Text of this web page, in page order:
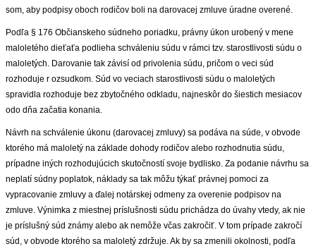
som, aby podpisy oboch rodičov boli na darovacej zmluve úradne overené.
Podľa § 176 Občianskeho súdneho poriadku, právny úkon urobený v mene
maloletého dieťaťa podlieha schváleniu súdu v rámci tzv. starostlivosti súdu o
maloletých. Darovanie tak závisí od privolenia súdu, pričom o veci súd
rozhoduje r ozsudkom. Súd vo veciach starostlivosti súdu o maloletých
spravidla rozhoduje bez zbytočného odkladu, najneskôr do šiestich mesiacov
odo dňa začatia konania.
Návrh na schválenie úkonu (darovacej zmluvy) sa podáva na súde, v obvode
ktorého má maloletý na základe dohody rodičov alebo rozhodnutia súdu,
prípadne iných rozhodujúcich skutočností svoje bydlisko. Za podanie návrhu sa
neplatí súdny poplatok, náklady sa tak môžu týkať právnej pomoci za
vypracovanie zmluvy a ďalej notárskej odmeny za overenie podpisov na
zmluve. Výnimka z miestnej príslušnosti súdu prichádza do úvahy vtedy, ak nie
je príslušný súd známy alebo ak nemôže včas zakročiť. V tom prípade zakročí
súd, v obvode ktorého sa maloletý zdržuje. Ak by sa zmenili okolnosti, podľa